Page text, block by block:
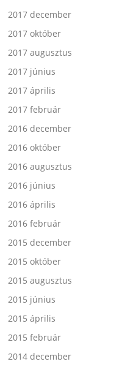
2017 december
2017 október
2017 augusztus
2017 június
2017 április
2017 február
2016 december
2016 október
2016 augusztus
2016 június
2016 április
2016 február
2015 december
2015 október
2015 augusztus
2015 június
2015 április
2015 február
2014 december